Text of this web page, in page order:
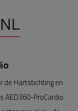
de Hartstichting en
AED360-ProCardio